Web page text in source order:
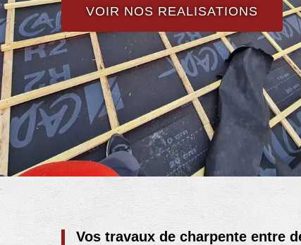
VOIR NOS REALISATIONS
Vos travaux de charpente entre